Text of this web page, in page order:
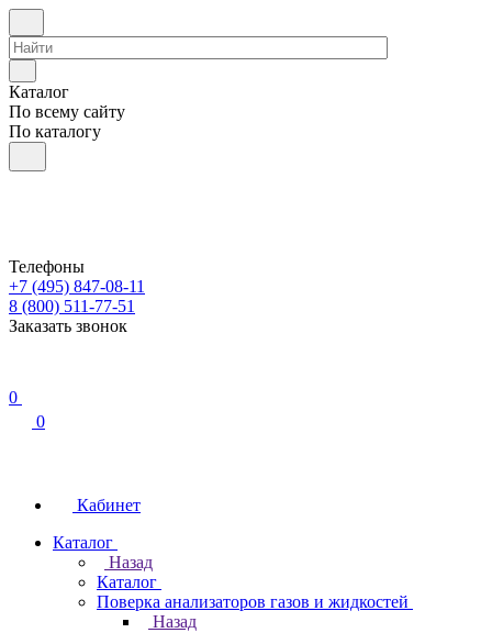
Каталог
По всему сайту
По каталогу
Телефоны
+7 (495) 847-08-11
8 (800) 511-77-51
Заказать звонок
0
0
Кабинет
Каталог
Назад
Каталог
Поверка анализаторов газов и жидкостей
Назад